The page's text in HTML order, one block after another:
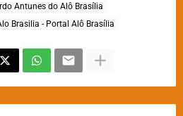
Antunes do Alô Brasília
Brasilia - Portal Alô Brasília